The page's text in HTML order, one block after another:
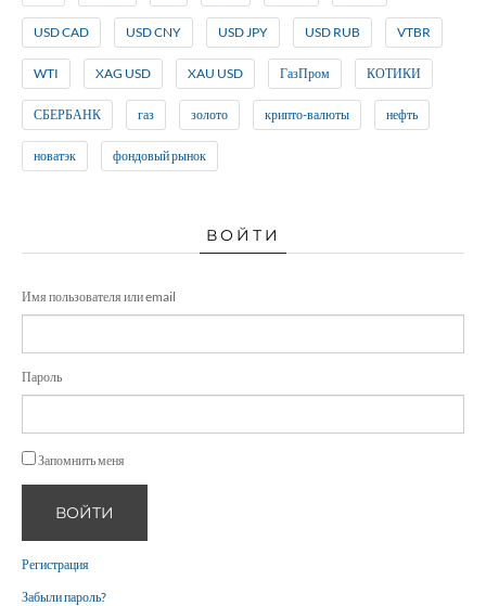
USD CAD USD CNY USD JPY USD RUB VTBR
WTI XAG USD XAU USD ГазПром КОТИКИ
СБЕРБАНК газ золото крипто-валюты нефть
новатэк фондовый рынок
ВОЙТИ
Имя пользователя или email
Пароль
Запомнить меня
ВОЙТИ
Регистрация
Забыли пароль?